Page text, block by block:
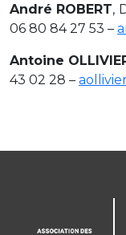
André ROBERT,
06 80 84 27 53 –
Antoine
43 02 28 –